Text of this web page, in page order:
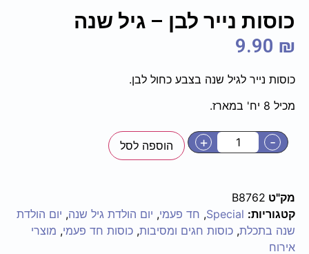
כוסות נייר לבן – גיל שנה
9.90 ₪
כוסות נייר לגיל שנה בצבע כחול לבן.
מכיל 8 יח' במארז.
-
+ הוספה לסל
מק"ט B8762
קטגוריות: Special
, חד פעמי, יום הולדת גיל שנה, יום הולדת
שנה בתכלת, כוסות חגים ומסיבות, כוסות חד פעמי, מוצרי
אירוח